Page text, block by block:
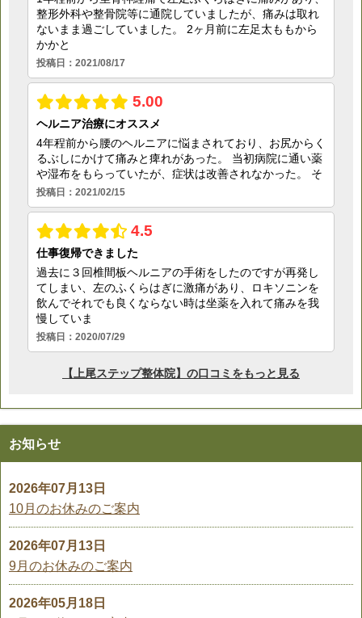
お知らせ
2026年07月13日
10月のお休みのご案内
2026年07月13日
9月のお休みのご案内
2026年05月18日